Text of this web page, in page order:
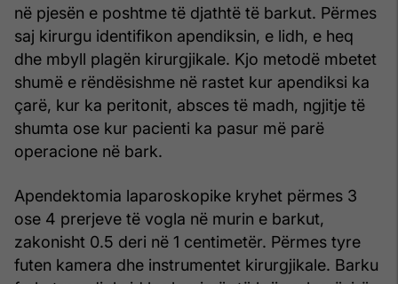
në pjesën e poshtme të djathtë të barkut. Përmes
saj kirurgu identifikon apendiksin, e lidh, e heq
dhe mbyll plagën kirurgjikale. Kjo metodë mbetet
shumë e rëndësishme në rastet kur apendiksi ka
çarë, kur ka peritonit, absces të madh, ngjitje të
shumta ose kur pacienti ka pasur më parë
operacione në bark.
Apendektomia laparoskopike kryhet përmes 3
ose 4 prerjeve të vogla në murin e barkut,
zakonisht 0.5 deri në 1 centimetër. Përmes tyre
futen kamera dhe instrumentet kirurgjikale. Barku